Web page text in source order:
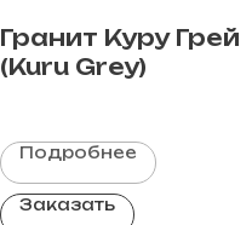
Гранит Куру Грей
(Kuru Grey)
Подробнее
Заказать